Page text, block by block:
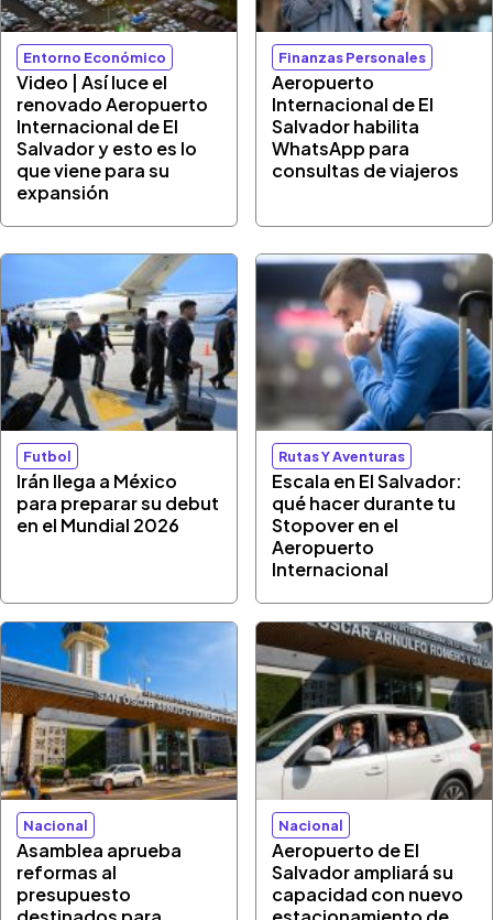
Entorno Económico
Video | Así luce el
renovado Aeropuerto
Internacional de El
Salvador y esto es lo
que viene para su
expansión
Finanzas Personales
Aeropuerto
Internacional de El
Salvador habilita
WhatsApp para
consultas de viajeros
Futbol
Irán llega a México
para preparar su debut
en el Mundial 2026
Rutas Y Aventuras
Escala en El Salvador:
qué hacer durante tu
Stopover en el
Aeropuerto
Internacional
Nacional
Asamblea aprueba
reformas al
presupuesto
Nacional
Aeropuerto de El
Salvador ampliará su
capacidad con nuevo